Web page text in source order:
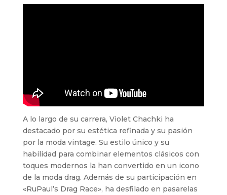
A lo largo de su carrera, Violet Chachki ha
destacado por su estética refinada y su pasión
por la moda vintage. Su estilo único y su
habilidad para combinar elementos clásicos con
toques modernos la han convertido en un icono
de la moda drag. Además de su participación en
«RuPaul’s Drag Race», ha desfilado en pasarelas